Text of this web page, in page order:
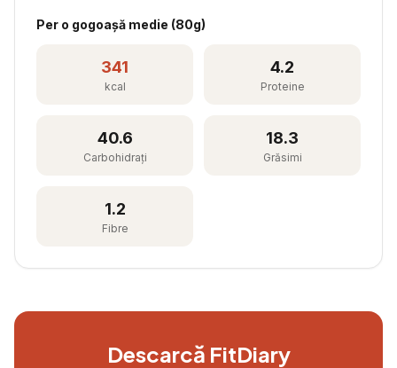
Per o gogoașă medie (80g)
341
kcal
4.2
Proteine
40.6
Carbohidrați
18.3
Grăsimi
1.2
Fibre
Descarcă FitDiary